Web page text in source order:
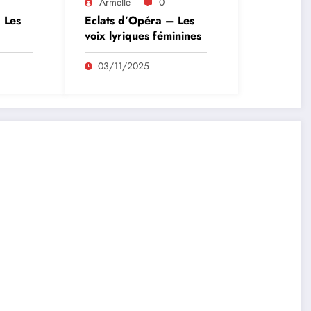
Eclats d’Opéra – Les
voix lyriques féminines
03/11/2025